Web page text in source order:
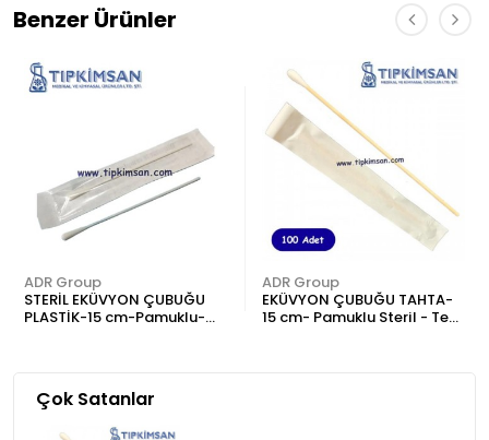
Benzer Ürünler
ADR Group
STERİL EKÜVYON ÇUBUĞU
PLASTİK-15 cm-Pamuklu-
ADR Group
EKÜVYON ÇUBUĞU TAHTA-
15 cm- Pamuklu Steril - Tekli
Çok Satanlar